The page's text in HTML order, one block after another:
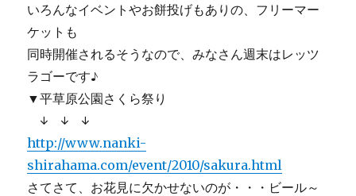
いろんなイベントやお餅投げもありの、フリーマー
ケットも
同時開催されるそうなので、みなさん週末はレッツ
ラゴーです♪
▼平草原公園さくら祭り
↓ ↓ ↓
http://www.nanki-
shirahama.com/event/2010/sakura.html
さてさて、お花見に欠かせないのが・・・ビール～